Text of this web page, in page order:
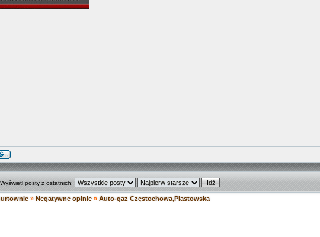
Wyświetl posty z ostatnich:
» Negatywne opinie » Auto-gaz Częstochowa,Piastowska